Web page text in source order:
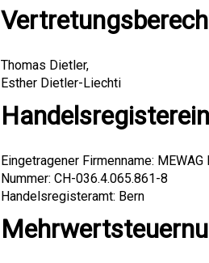
Thomas Dietler,
Esther Dietler-Liechti
Eingetragener Firmenname:
Nummer: CH-036.4.065.861-8
Handelsregisteramt: Bern